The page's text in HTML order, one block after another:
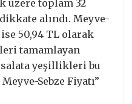
üzere toplam 32
alındı. Meyve-
50,94 TL olarak
tamamlayan
salata yeşillikleri bu
Sebze Fiyatı”